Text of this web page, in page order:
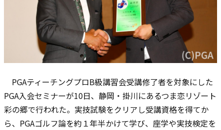
PGAティーチングプロB級講習会受講修了者を対象にした
PGA入会セミナーが10日、静岡・掛川にあるつま恋リゾート
彩の郷で行われた。実技試験をクリアし受講資格を得てか
ら、PGAゴルフ論を約１年半かけて学び、座学や実技検定を